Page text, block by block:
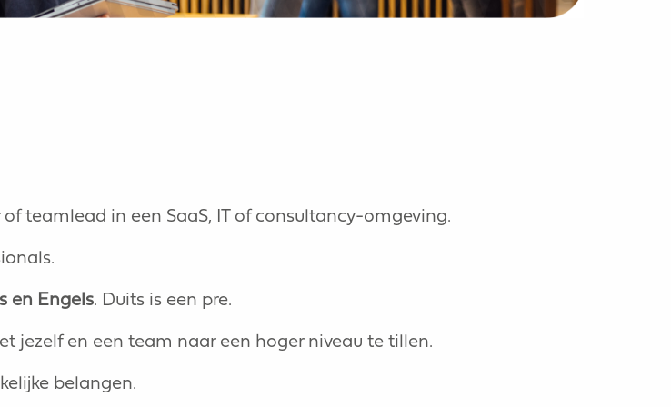
teamlead in een SaaS, IT of consultancy-omgeving.
en Engels. Duits is een pre.
jezelf en een team naar een hoger niveau te tillen.
belangen.